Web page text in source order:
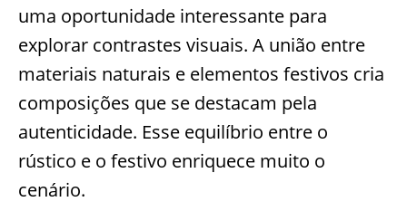
uma oportunidade interessante para
explorar contrastes visuais. A união entre
materiais naturais e elementos festivos cria
composições que se destacam pela
autenticidade. Esse equilíbrio entre o
rústico e o festivo enriquece muito o
cenário.